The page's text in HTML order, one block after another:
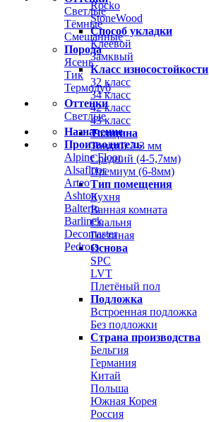
Светлые
Тёмные
Смешанные
Порода
Ясень
Тик
Термодуб
Оттенки
Светлые
Назначение
Производитель
Alpine Floor
Alsafloor
Arteo
Ashton
Balterio
Barlinek
Decomaster
Pedross
Rocko
StoneWood
Способ укладки
Клеевой
Замквый
Класс износостойкости
32 класс
34 класс
42 класс
43 класс
Толщина
Тонкий 2-3 мм
Средний (4-5,7мм)
Премиум (6-8мм)
Тип помещения
Кухня
Ванная комната
Спальня
Гостиная
Основа
SPC
LVT
Плетёный пол
Подложка
Встроенная подложка
Без подложки
Страна производства
Бельгия
Германия
Китай
Польша
Южная Корея
Россия